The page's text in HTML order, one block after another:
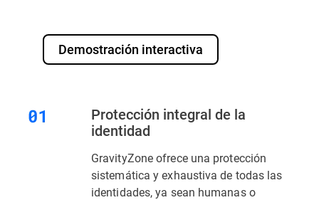
Demostración interactiva
Protección integral de la
identidad
GravityZone ofrece una protección
sistemática y exhaustiva de todas las
identidades, ya sean humanas o